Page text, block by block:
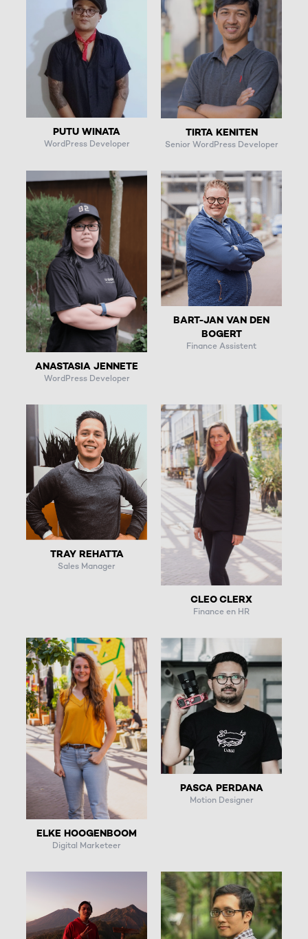
PUTU WINATA
WordPress Developer
TIRTA KENITEN
Senior WordPress Developer
ANASTASIA JENNETE
WordPress Developer
BART-JAN VAN DEN
BOGERT
Finance Assistent
TRAY REHATTA
Sales Manager
CLEO CLERX
Finance en HR
ELKE HOOGENBOOM
Digital Marketeer
PASCA PERDANA
Motion Designer